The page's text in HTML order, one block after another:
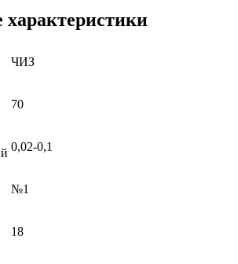
характеристики
ЧИЗ
70
0,02-0,1
№1
18